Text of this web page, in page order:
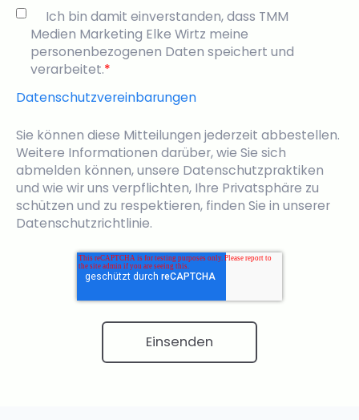
Ich bin damit einverstanden, dass TMM
Medien Marketing Elke Wirtz meine
personenbezogenen Daten speichert und
verarbeitet.*
Datenschutzvereinbarungen
Sie können diese Mitteilungen jederzeit abbestellen.
Weitere Informationen darüber, wie Sie sich
abmelden können, unsere Datenschutzpraktiken
und wie wir uns verpflichten, Ihre Privatsphäre zu
schützen und zu respektieren, finden Sie in unserer
Datenschutzrichtlinie.